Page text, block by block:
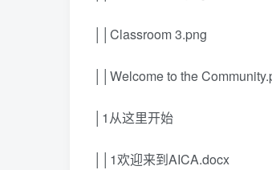
││Classroom 3.png
││Welcome to the
│1从这里开始
││1欢迎来到AICA.docx